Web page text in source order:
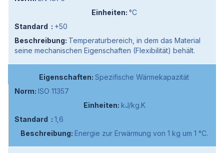
°C
+50
Temperaturbereich, in dem das Material
seine mechanischen Eigenschaften (Flexibilität) behält.
Spezifische Wärmekapazität
ISO 11357
kJ/kg.K
1,6
Energie zur Erwärmung von 1 kg um 1 °C.